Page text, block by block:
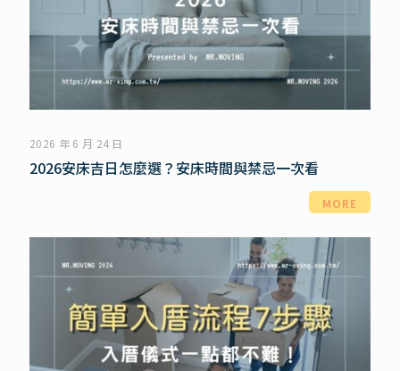
2026 年 6 月 24 日
2026安床吉日怎麼選？安床時間與禁忌一次看
MORE